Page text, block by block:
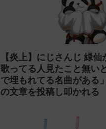
【炎上】にじさんじ 緑
歌ってる人見たこと無い
で埋もれてる名曲がある
の文章を投稿し叩かれる